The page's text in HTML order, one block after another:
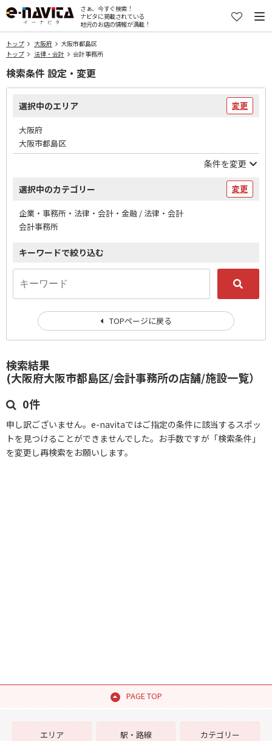
さぁ、今すぐ検索！
ナビタに掲載されている
地元のお店の情報が満載！
トップ 大阪府
大阪市都島区
トップ
法律・会計 会計事務所
検索結果
(大阪府大阪市都島区/会計事務所の店舗/施設一覧）
0件
申し訳ございません。e-navitaではご指定の条件に該当するスポッ
トを見つけることができませんでした。お手数ですが「検索条件」
を変更し再検索をお願いします。
検索条件 設定・変更
選択中のエリア 変更
大阪府
大阪市都島区
条件を変更
選択中のカテゴリー 変更
企業・事務所・法律・会計・金融 / 法律・会計
会計事務所
キーワードで絞り込む
TOPページに戻る
PAGE TOP
エリア
駅・路線
カテゴリー